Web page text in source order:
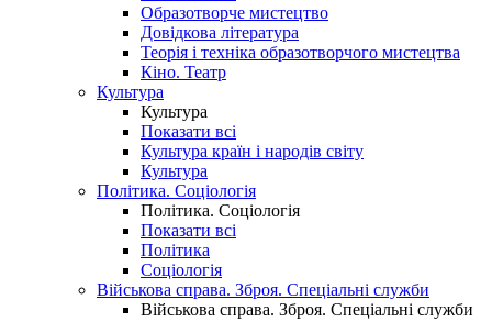
Образотворче мистецтво
Довідкова література
Теорія і техніка образотворчого мистецтва
Кіно. Театр
Культура
Культура
Показати всі
Культура країн і народів світу
Культура
Політика. Соціологія
Політика. Соціологія
Показати всі
Політика
Соціологія
Військова справа. Зброя. Спеціальні служби
Військова справа. Зброя. Спеціальні служби